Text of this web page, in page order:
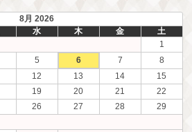
8月 2026
水 木 金 土
1
5 6 7
8
12 13 14
15
19 20 21
22
26 27 28
29